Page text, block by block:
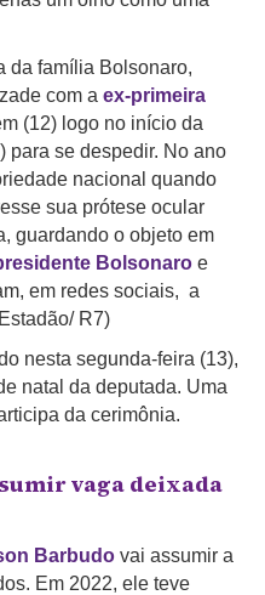
da família Bolsonaro,
com a ex-primeira
(12) logo no início da
para se despedir. No ano
nacional quando
sua prótese ocular
guardando o objeto em
Bolsonaro e
em redes sociais, a
R7)
nesta segunda-feira (13),
natal da deputada. Uma
da cerimônia.
vaga deixada
Barbudo vai assumir a
Em 2022, ele teve